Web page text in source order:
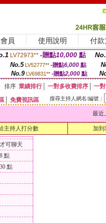
員 使用說明 付款
LV72973** -贈點10,000 點
No.5 LV52777** -贈點6,000點
No.9 LV69831** -贈點2,000點
排序 業績排行│ 一對多收費排序
一
免費視訊區 搜尋主持人網名/編號：
最近
主持人打分數 加到
可聊天
點
點